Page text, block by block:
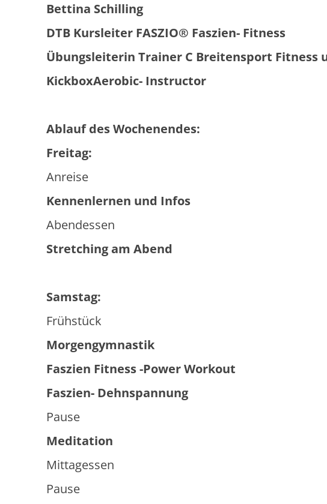
Bettina Schilling
DTB Kursleiter FASZIO® Faszien- Fitness
Übungsleiterin Trainer C Breitensport Fitness
KickboxAerobic- Instructor
Ablauf des Wochenendes:
Anreise
Kennenlernen und Infos
Abendessen
Stretching am Abend
Samstag:
Frühstück
Morgengymnastik
Faszien Fitness -Power Workout
Faszien- Dehnspannung
Meditation
Mittagessen
Pause